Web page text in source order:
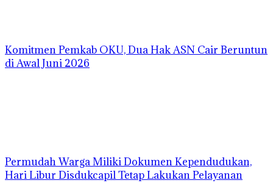
Komitmen Pemkab OKU, Dua Hak ASN Cair Beruntun
di Awal Juni 2026
Permudah Warga Miliki Dokumen Kependudukan,
Hari Libur Disdukcapil Tetap Lakukan Pelayanan